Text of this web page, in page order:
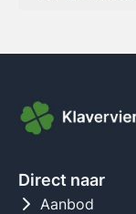
Direct naar
Aanbod